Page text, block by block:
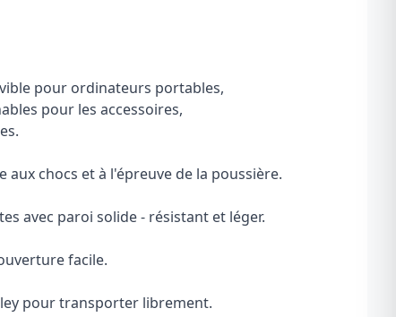
pour ordinateurs portables,
pour les accessoires,
aux chocs et à l'épreuve de la poussière.
avec paroi solide - résistant et léger.
facile.
pour transporter librement.